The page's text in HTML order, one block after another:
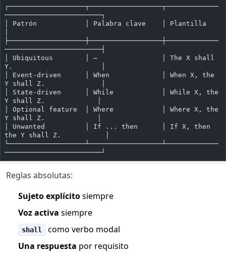
┌───────────────────┬──────────────────┬─────────────
────────────────────────┐
│ Patrón            │ Palabra clave    │ Plantilla
├───────────────────┼──────────────────┼─────────────
────────────────────────┤
│ Ubiquitous        │ —                │ The X shall
Y.                      │
│ Event-driven      │ When             │ When X, the
Y shall Z.              │
│ State-driven      │ While            │ While X, the
Y shall Z.             │
│ Optional feature  │ Where            │ Where X, the
Y shall Z.             │
│ Unwanted          │ If ... then      │ If X, then
the Y shall Z.           │
└───────────────────┴──────────────────┴─────────────
────────────────────────┘
Reglas absolutas:
Sujeto explícitosiempre
Voz activa siempre
shall
como verbo modal
Una respuesta por requisito